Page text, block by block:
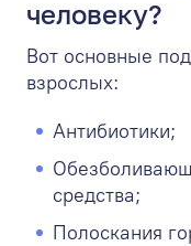
человеку?
Вот основные
взрослых:
Антибиотики;
средства;
Полоскания